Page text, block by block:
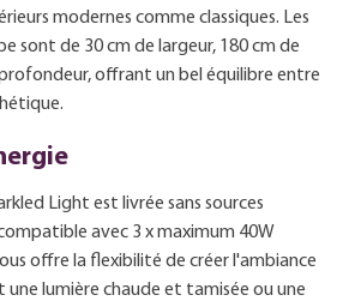
modernes comme classiques. Les
sont de 30 cm de largeur, 180 cm de
offrant un bel équilibre entre
Light est livrée sans sources
avec 3 x maximum 40W
offre la flexibilité de créer l'ambiance
une lumière chaude et tamisée ou une